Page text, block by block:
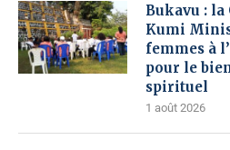
Bukavu :
Kumi
femmes à
pour le
spirituel
1 août 2026